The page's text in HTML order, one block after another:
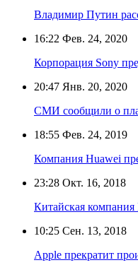
Владимир Путин
16:22 Фев. 24, 2020
Корпорация Sony
20:47 Янв. 20, 2020
СМИ сообщили о
18:55 Фев. 24, 2019
Компания Huawei
23:28 Окт. 16, 2018
Китайская
10:25 Сен. 13, 2018
Apple прекратит